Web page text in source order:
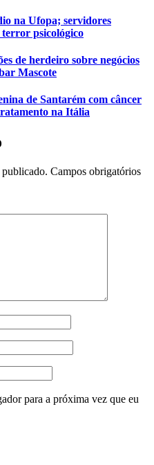
na Ufopa; servidores
psicológico
de herdeiro sobre negócios
Mascote
de Santarém com câncer
na Itália
publicado. Campos obrigatórios
para a próxima vez que eu